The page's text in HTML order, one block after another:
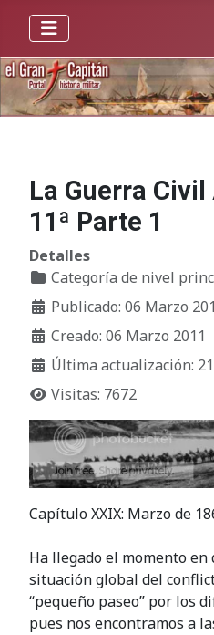
La Guerra
11ª Parte 1
Detalles
Categoría de nivel
Publicado: 06 Marzo
Creado: 06 Marzo 2011
Última actualización:
Visitas: 7672
Capítulo XXIX: Marzo de
Ha llegado el momento en
situación global del
“pequeño paseo” por los
pues nos encontramos a